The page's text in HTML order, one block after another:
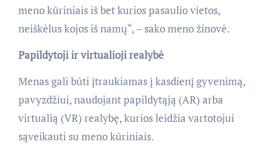
meno kūriniais iš bet kurios pasaulio vietos,
neiškėlus kojos iš namų“, – sako meno žinovė.
Papildytoji ir virtualioji realybė
Menas gali būti įtraukiamas į kasdienį gyvenimą,
pavyzdžiui, naudojant papildytąją (AR) arba
virtualią (VR) realybę, kurios leidžia vartotojui
sąveikauti su meno kūriniais.